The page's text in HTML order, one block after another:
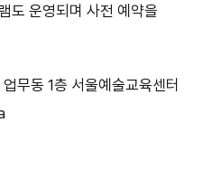
도 운영되며 사전 예약을
무동 1층 서울예술교육센터